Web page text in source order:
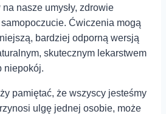
nasze umysły, zdrowie
Ćwiczenia mogą
bardziej odporną wersją
skutecznym lekarstwem
niepokój.
pamiętać, że wszyscy jesteśmy
ulgę jednej osobie, może